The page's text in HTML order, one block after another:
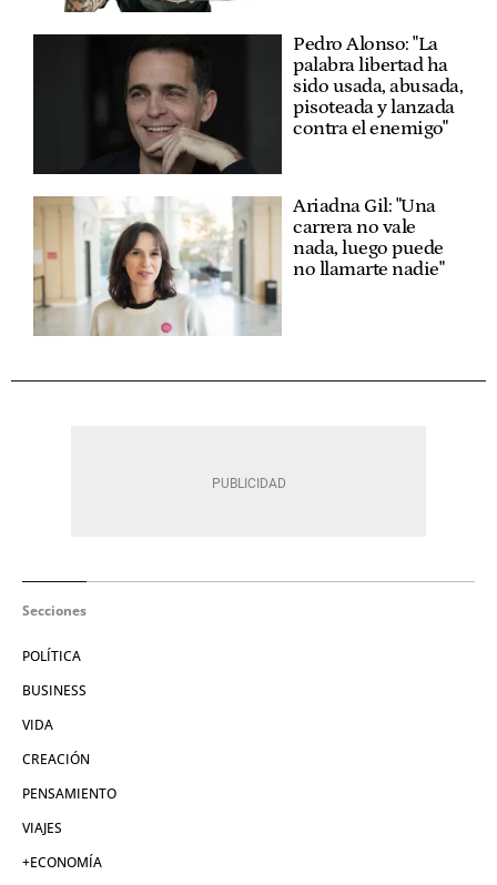
Pedro Alonso: "La
palabra libertad ha
sido usada, abusada,
pisoteada y lanzada
contra el enemigo"
Ariadna Gil: "Una
carrera no vale
nada, luego puede
no llamarte nadie"
Secciones
POLÍTICA
BUSINESS
VIDA
CREACIÓN
PENSAMIENTO
VIAJES
+ECONOMÍA